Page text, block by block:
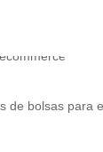
de bolsas para